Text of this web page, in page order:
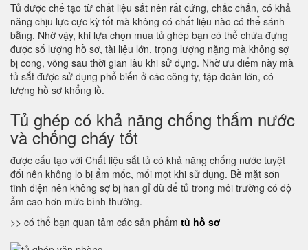
Tủ được chế tạo từ chất liệu sắt nên rất cứng, chắc chắn, có khả
năng chịu lực cực kỳ tốt mà không có chất liệu nào có thể sánh
bằng. Nhờ vậy, khi lựa chọn mua tủ ghép bạn có thể chứa đựng
được số lượng hồ sơ, tài liệu lớn, trọng lượng nặng mà không sợ
bị cong, võng sau thời gian lâu khi sử dụng. Nhờ ưu điểm này mà
tủ sắt được sử dụng phổ biến ở các công ty, tập đoàn lớn, có
lượng hồ sơ khổng lồ.
Tủ ghép có khả năng chống thấm nước
và chống cháy tốt
được cấu tạo với Chất liệu sắt tủ có khả năng chống nước tuyệt
đối nên không lo bị ẩm mốc, mối mọt khi sử dụng. Bề mặt sơn
tĩnh điện nên không sợ bị han gỉ dù để tủ trong môi trường có độ
ẩm cao hơn mức bình thường.
>> có thể bạn quan tâm các sản phẩm tủ hồ sơ